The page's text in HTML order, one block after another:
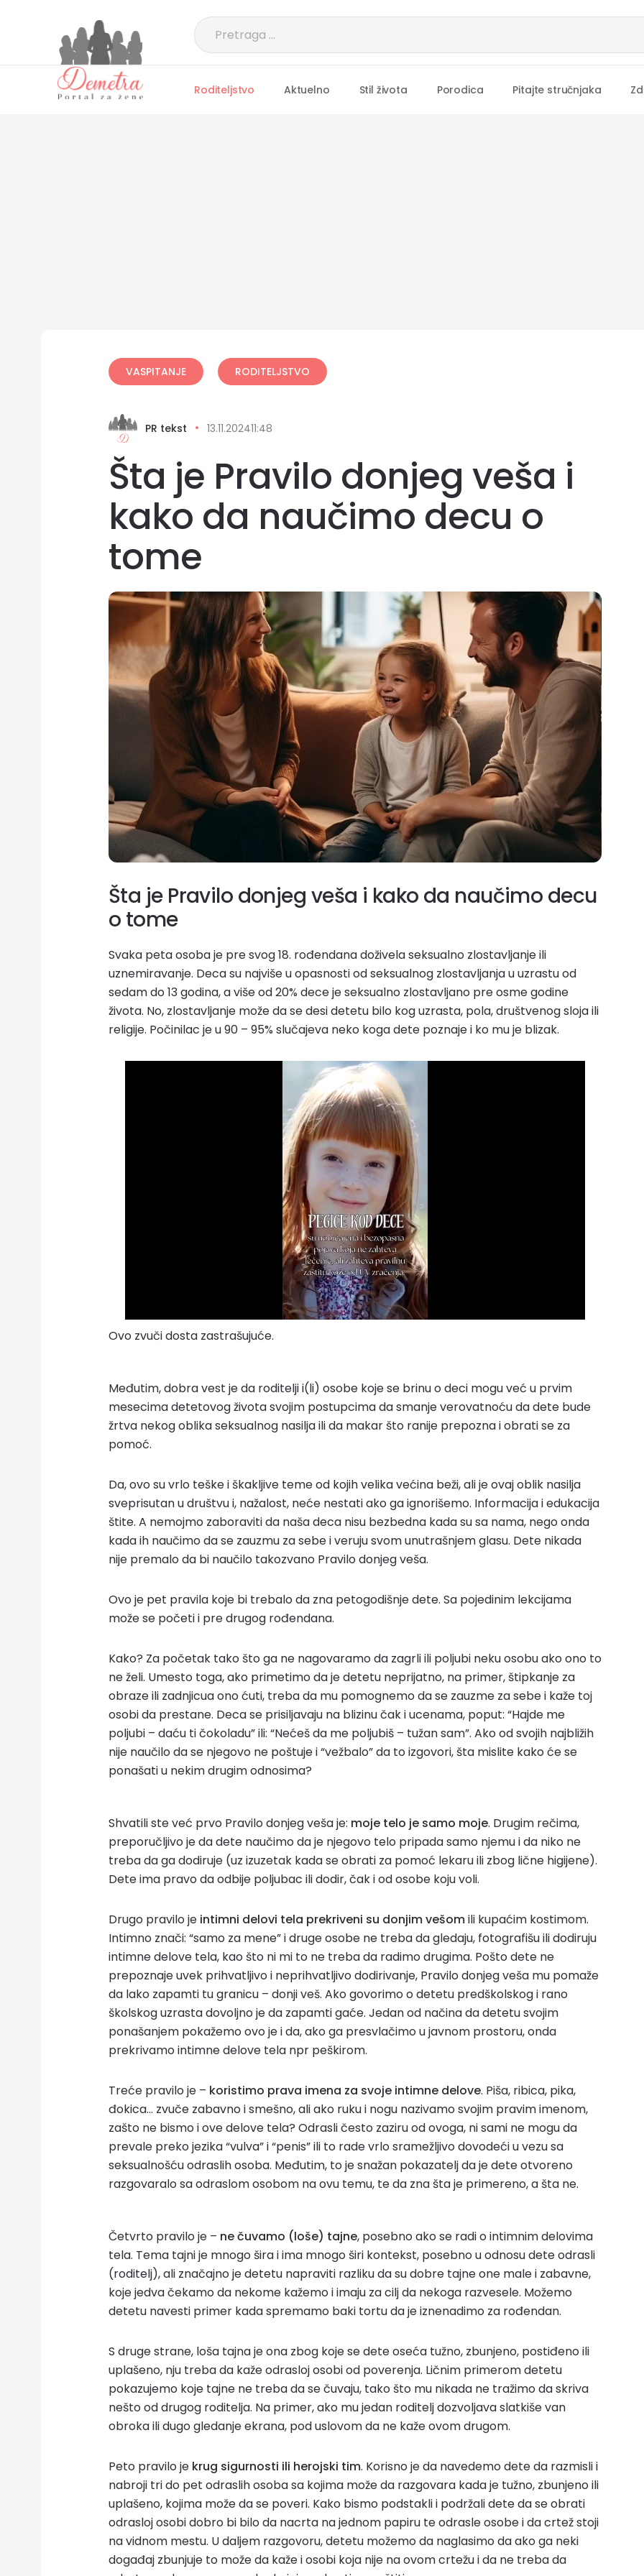
Roditeljstvo Aktuelno Stil života Porodica Pitajte stručnjaka
VASPITANJE RODITELJSTVO
PR tekst 13.11.202411:48
Šta je Pravilo donjeg veša i
kako da naučimo decu o
tome
Šta je Pravilo donjeg veša i kako da naučimo decu
o tome
Svaka peta osoba je pre svog 18. rođendana doživela seksualno zlostavljanje ili
uznemiravanje. Deca su najviše u opasnosti od seksualnog zlostavljanja u uzrastu od
sedam do 13 godina, a više od 20% dece je seksualno zlostavljano pre osme godine
života. No, zlostavljanje može da se desi detetu bilo kog uzrasta, pola, društvenog sloja ili
religije. Počinilac je u 90 – 95% slučajeva neko koga dete poznaje i ko mu je blizak.
Ovo zvuči dosta zastrašujuće.
Međutim, dobra vest je da roditelji i(li) osobe koje se brinu o deci mogu već u prvim
mesecima detetovog života svojim postupcima da smanje verovatnoću da dete bude
žrtva nekog oblika seksualnog nasilja ili da makar što ranije prepozna i obrati se za
pomoć.
Da, ovo su vrlo teške i škakljive teme od kojih velika većina beži, ali je ovaj oblik nasilja
sveprisutan u društvu i, nažalost, neće nestati ako ga ignorišemo. Informacija i edukacija
štite. A nemojmo zaboraviti da naša deca nisu bezbedna kada su sa nama, nego onda
kada ih naučimo da se zauzmu za sebe i veruju svom unutrašnjem glasu. Dete nikada
nije premalo da bi naučilo takozvano Pravilo donjeg veša.
Ovo je pet pravila koje bi trebalo da zna petogodišnje dete. Sa pojedinim lekcijama
može se početi i pre drugog rođendana.
Kako? Za početak tako što ga ne nagovaramo da zagrli ili poljubi neku osobu ako ono to
ne želi. Umesto toga, ako primetimo da je detetu neprijatno, na primer, štipkanje za
obraze ili zadnjicua ono ćuti, treba da mu pomognemo da se zauzme za sebe i kaže toj
osobi da prestane. Deca se prisiljavaju na blizinu čak i ucenama, poput: “Hajde me
poljubi – daću ti čokoladu” ili: “Nećeš da me poljubiš – tužan sam”. Ako od svojih najbližih
nije naučilo da se njegovo ne poštuje i “vežbalo” da to izgovori, šta mislite kako će se
ponašati u nekim drugim odnosima?
Shvatili ste već prvo Pravilo donjeg veša je: moje telo je samo moje. Drugim rečima,
preporučljivo je da dete naučimo da je njegovo telo pripada samo njemu i da niko ne
treba da ga dodiruje (uz izuzetak kada se obrati za pomoć lekaru ili zbog lične higijene).
Dete ima pravo da odbije poljubac ili dodir, čak i od osobe koju voli.
Drugo pravilo je intimni delovi tela prekriveni su donjim vešomili kupaćim kostimom.
Intimno znači: “samo za mene” i druge osobe ne treba da gledaju, fotografišu ili dodiruju
intimne delove tela, kao što ni mi to ne treba da radimo drugima. Pošto dete ne
prepoznaje uvek prihvatljivo i neprihvatljivo dodirivanje, Pravilo donjeg veša mu pomaže
da lako zapamti tu granicu – donji veš. Ako govorimo o detetu predškolskog i rano
školskog uzrasta dovoljno je da zapamti gaće. Jedan od načina da detetu svojim
ponašanjem pokažemo ovo je i da, ako ga presvlačimo u javnom prostoru, onda
prekrivamo intimne delove tela npr peškirom.
Treće pravilo je – koristimo prava imena za svoje intimne delove. Piša, ribica, pika,
đokica… zvuče zabavno i smešno, ali ako ruku i nogu nazivamo svojim pravim imenom,
zašto ne bismo i ove delove tela? Odrasli često zaziru od ovoga, ni sami ne mogu da
prevale preko jezika “vulva” i “penis” ili to rade vrlo sramežljivo dovodeći u vezu sa
seksualnošću odraslih osoba. Međutim, to je snažan pokazatelj da je dete otvoreno
razgovaralo sa odraslom osobom na ovu temu, te da zna šta je primereno, a šta ne.
Četvrto pravilo je – ne čuvamo (loše) tajne, posebno ako se radi o intimnim delovima
tela. Tema tajni je mnogo šira i ima mnogo širi kontekst, posebno u odnosu dete odrasli
(roditelj), ali značajno je detetu napraviti razliku da su dobre tajne one male i zabavne,
koje jedva čekamo da nekome kažemo i imaju za cilj da nekoga razvesele. Možemo
detetu navesti primer kada spremamo baki tortu da je iznenadimo za rođendan.
S druge strane, loša tajna je ona zbog koje se dete oseća tužno, zbunjeno, postiđeno ili
uplašeno, nju treba da kaže odrasloj osobi od poverenja. Ličnim primerom detetu
pokazujemo koje tajne ne treba da se čuvaju, tako što mu nikada ne tražimo da skriva
nešto od drugog roditelja. Na primer, ako mu jedan roditelj dozvoljava slatkiše van
obroka ili dugo gledanje ekrana, pod uslovom da ne kaže ovom drugom.
Peto pravilo je krug sigurnosti ili herojski tim. Korisno je da navedemo dete da razmisli i
nabroji tri do pet odraslih osoba sa kojima može da razgovara kada je tužno, zbunjeno ili
uplašeno, kojima može da se poveri. Kako bismo podstakli i podržali dete da se obrati
odrasloj osobi dobro bi bilo da nacrta na jednom papiru te odrasle osobe i da crtež stoji
na vidnom mestu. U daljem razgovoru, detetu možemo da naglasimo da ako ga neki
događaj zbunjuje to može da kaže i osobi koja nije na ovom crtežu i da ne treba da